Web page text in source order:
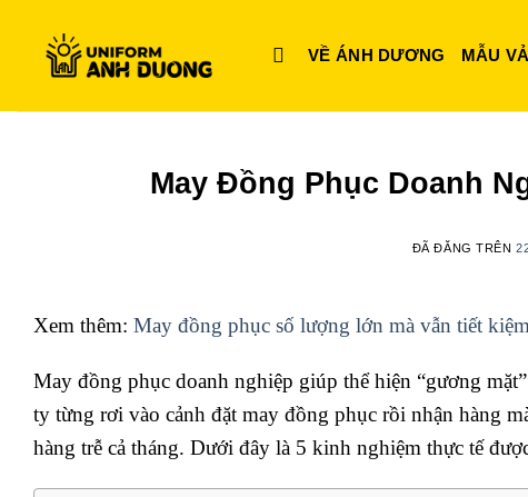
VỀ ÁNH DƯƠNG MẪU
May Đồng Phục Doanh
ĐÃ ĐĂNG TRÊN
Xem thêm: May đồng phục số lượng lớn mà vẫn tiết
May đồng phục doanh nghiệp giúp thể hiện “gương
ty từng rơi vào cảnh đặt may đồng phục rồi nhận hàng
hàng trễ cả tháng. Dưới đây là 5 kinh nghiệm thực tế